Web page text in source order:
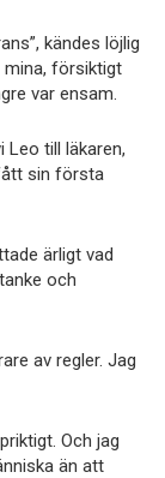
kändes löjlig
mina, försiktigt
var ensam.
Leo till läkaren,
sin första
ärligt vad
och
av regler. Jag
Och jag
än att